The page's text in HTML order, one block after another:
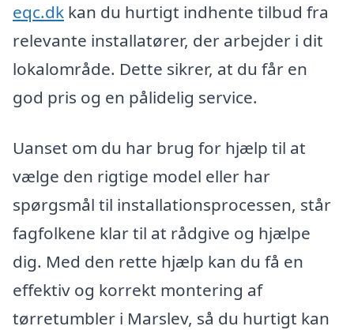
eqc.dk kan du hurtigt indhente tilbud fra
relevante installatører, der arbejder i dit
lokalområde. Dette sikrer, at du får en
god pris og en pålidelig service.
Uanset om du har brug for hjælp til at
vælge den rigtige model eller har
spørgsmål til installationsprocessen, står
fagfolkene klar til at rådgive og hjælpe
dig. Med den rette hjælp kan du få en
effektiv og korrekt montering af
tørretumbler i Marslev, så du hurtigt kan